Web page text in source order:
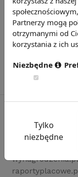
Rynekpracy.pl
wynagrodzenia.pl
Partnerzy mogą
otrzymanymi od
korzystania z ich
Niezbędne
Tylko
niezbędne